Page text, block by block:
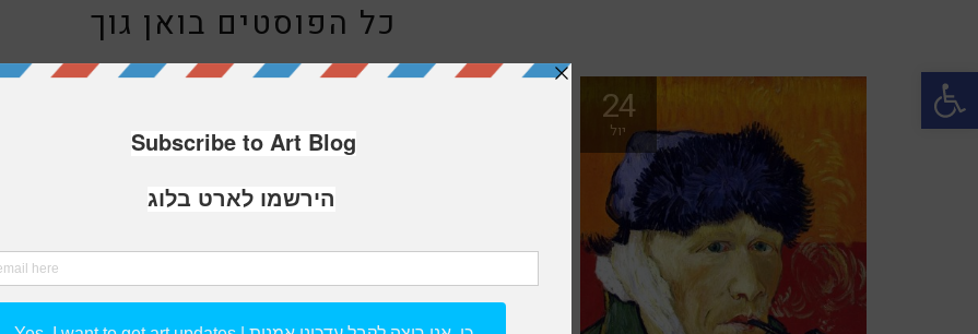
פתח סרגל נגישות
כל הפוסטים בואן גוך
24
יול